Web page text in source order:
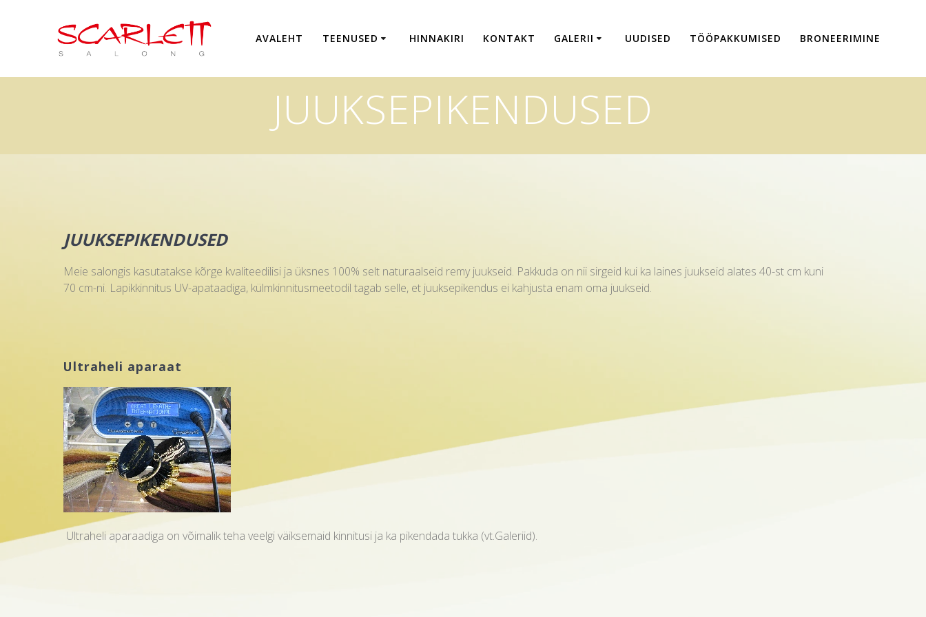
AVALEHT TEENUSED HINNAKIRI KONTAKT GALERII UUDISED TÖÖPAKKUMISED BRONEERIMINE
JUUKSEPIKENDUSED
JUUKSEPIKENDUSED
Meie salongis kasutatakse kõrge kvaliteedilisi ja üksnes 100% selt naturaalseid remy juukseid. Pakkuda on nii sirgeid kui ka laines juukseid alates 40-st cm kuni
70 cm-ni. Lapikkinnitus UV-apataadiga, külmkinnitusmeetodil tagab selle, et juuksepikendus ei kahjusta enam oma juukseid.
Ultraheli aparaat
Ultraheli aparaadiga on võimalik teha veelgi väiksemaid kinnitusi ja ka pikendada tukka (vt.Galeriid).